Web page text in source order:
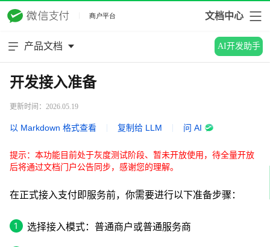
文档中心
产品文档 AI开发助手
开发接入准备
更新时间：2026.05.19
以 Markdown 格式查看 复制给 LLM 问 AI
提示：本功能目前处于灰度测试阶段、暂未开放使用，待全量开放
后将通过文档门户公告同步，感谢您的理解。
在正式接入支付即服务前，你需要进行以下准备步骤：
选择接入模式：普通商户或普通服务商